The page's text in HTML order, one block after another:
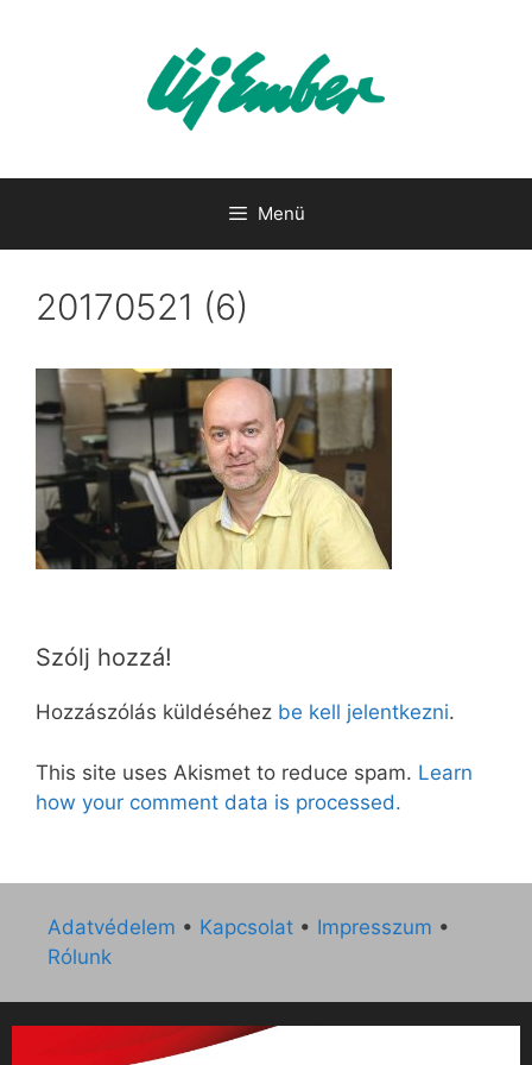
Menü
20170521 (6)
Szólj hozzá!
Hozzászólás küldéséhez be kell jelentkezni.
This site uses Akismet to reduce spam. Learn
how your comment data is processed.
Adatvédelem • Kapcsolat • Impresszum •
Rólunk